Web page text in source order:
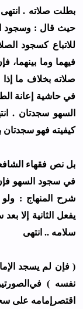
ﺑﻄﻠﺖ ﺻﻼﺗﻪ . ﺍﻧﺘﻬﻰ
ﺣﻴﺚ ﻗﺎﻝ : ﻭﺳﺠﻮﺩ
ﻟﻼﺗﺒﺎﻉ ﻛﺴﺠﻮﺩ
ﻓﻴﻬﻤﺎ ﻭﻣﺎ ﺑﻴﻨﻬﻤﺎ،
ﺻﻼﺗﻪ ﺑﺨﻼﻑ ﻣﺎ ﺇﺫﺍ
ﻓﻲ ﺣﺎﺷﻴﺔ ﺇﻋﺎﻧﺔ
ﺍﻟﺴﻬﻮ ﺳﺠﺪﺗﺎﻥ .
ﻛﻴﻔﻴﺘﻪ ﻓﻬﻮ ﺳﺠﺪﺗﺎﻥ
ﺑﻞ ﻧﺺ ﻓﻘﻬﺎﺀ
ﻓﻲ ﺳﺠﻮﺩ ﺍﻟﺴﻬﻮ
ﺷﺮﺡ ﺍﻟﻤﻨﻬﺎﺝ :
ﻳﻔﻌﻞ ﺍﻟﺜﺎﻧﻴﺔ ﺇﻻ
ﺳﻼﻣﻪ .. ﺍﻧﺘﻬﻰ
( ﻓﺈﻥ ﻟﻢ ﻳﺴﺠﺪ
ﻧﻔﺴﻪ )
ﺍﻗﺘﺼﺮﺇﻣﺎﻣﻪ ﻋﻠﻰ